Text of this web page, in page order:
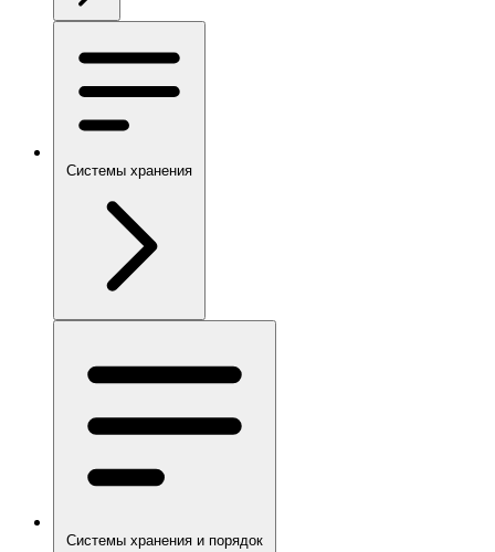
Системы хранения
Системы хранения и порядок